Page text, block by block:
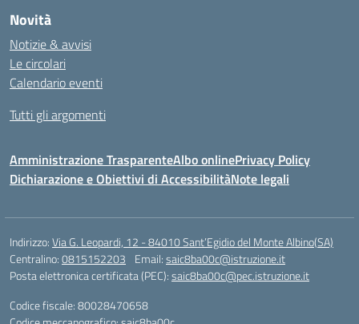
Novità
Notizie & avvisi
Le circolari
Calendario eventi
Tutti gli argomenti
Amministrazione TrasparenteAlbo onlinePrivacy Policy
Dichiarazione e Obiettivi di AccessibilitàNote legali
Indirizzo:Via G. Leopardi, 12 - 84010 Sant’Egidio del Monte Albino(SA)
Centralino:0815152203 Email:saic8ba00c@istruzione.it
Posta elettronica certificata (PEC):saic8ba00c@pec.istruzione.it
Codice fiscale: 80028470658